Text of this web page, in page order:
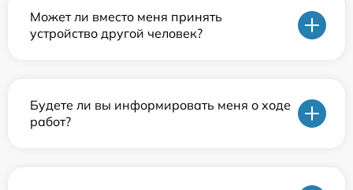
Может ли вместо меня принять
устройство другой человек?
Будете ли вы информировать меня о ходе
работ?